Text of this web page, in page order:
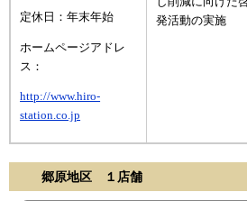
定休日：年末年始
ホームページアドレ
ス：
http://www.hiro-
station.co.jp
発活動の実施
郷原地区 １店舗